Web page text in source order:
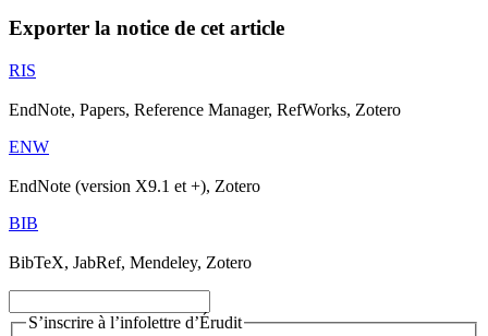
Exporter la notice de cet article
RIS
EndNote, Papers, Reference Manager, RefWorks, Zotero
ENW
EndNote (version X9.1 et +), Zotero
BIB
BibTeX, JabRef, Mendeley, Zotero
S’inscrire à l’infolettre d’Érudit